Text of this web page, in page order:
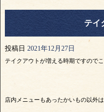
テイ
投稿日 2021年12月27日
テイクアウトが増える時期ですので
店内メニューもあったかいもの以外